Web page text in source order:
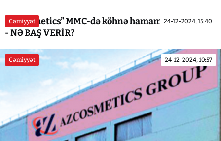
Cəmiyyət 24-12-2024, 15:40
“Azcosmetics” MMC-də köhnə hamam... köhnə tas...
- NƏ BAŞ VERİR?
Cəmiyyət 24-12-2024, 10:57